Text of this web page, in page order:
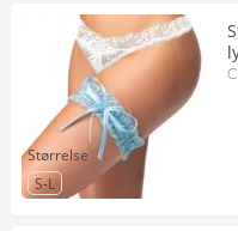
Størrelse
til Størrelse
S-L